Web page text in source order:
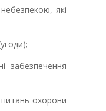
які
забезпечення
охорони